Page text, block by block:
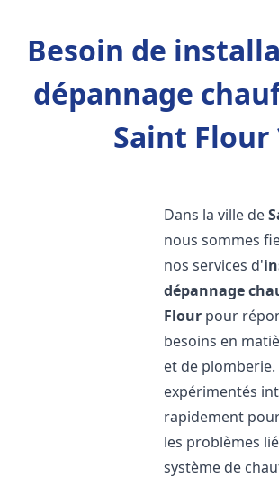
Besoin de
dépannage
Saint Flour
Dans la ville de
nous sommes
nos services d'
dépannage
Flour pour
besoins en
et de
expérimentés
rapidement
les problèmes
système de